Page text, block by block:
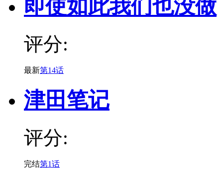
即使如此我们也没做
评分:
最新第14话
津田笔记
评分:
完结第1话